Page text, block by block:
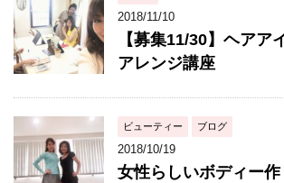
2018/11/10
【募集11/30】ヘアア
アレンジ講座
ビューティー ブログ
2018/10/19
女性らしいボディー作